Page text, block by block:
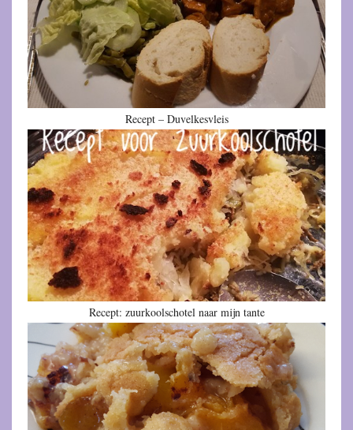
Recept – Duvelkesvleis
Recept: zuurkoolschotel naar mijn tante